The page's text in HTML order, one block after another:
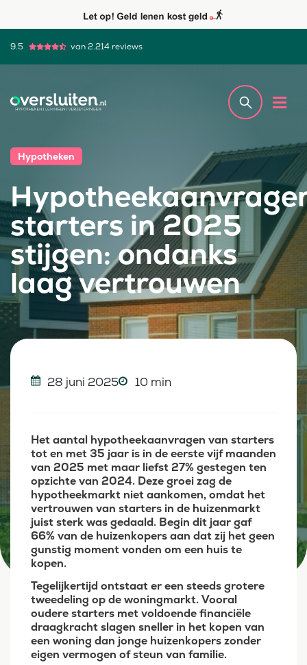
9.5 van 2.214 reviews
Hypotheken
starters in 2025
stijgen: ondanks
laag vertrouwen
28 juni 2025 10 min
Het aantal hypotheekaanvragen van starters
tot en met 35 jaar is in de eerste vijf maanden
van 2025 met maar liefst 27% gestegen ten
opzichte van 2024. Deze groei zag de
hypotheekmarkt niet aankomen, omdat het
vertrouwen van starters in de huizenmarkt
juist sterk was gedaald. Begin dit jaar gaf
66% van de huizenkopers aan dat zij het geen
gunstig moment vonden om een huis te
kopen.
Tegelijkertijd ontstaat er een steeds grotere
tweedeling op de woningmarkt. Vooral
oudere starters met voldoende financiële
draagkracht slagen sneller in het kopen van
een woning dan jonge huizenkopers zonder
eigen vermogen of steun van familie.